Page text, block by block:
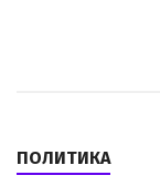
ПОЛИТИКА